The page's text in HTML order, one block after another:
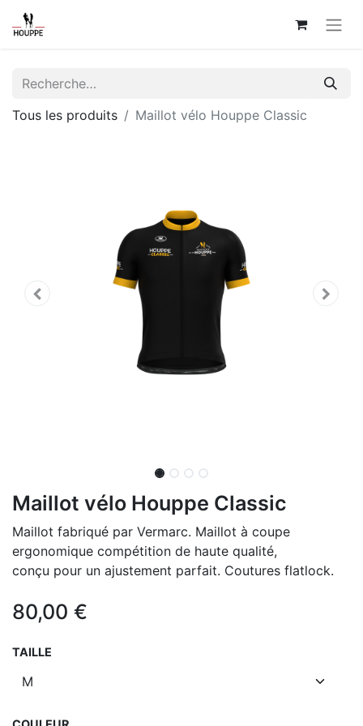
Tous les produits Maillot vélo Houppe Classic
Maillot vélo Houppe Classic
Maillot fabriqué par Vermarc. Maillot à coupe
ergonomique compétition de haute qualité,
conçu pour un ajustement parfait. Coutures flatlock.
80,00 €
TAILLE